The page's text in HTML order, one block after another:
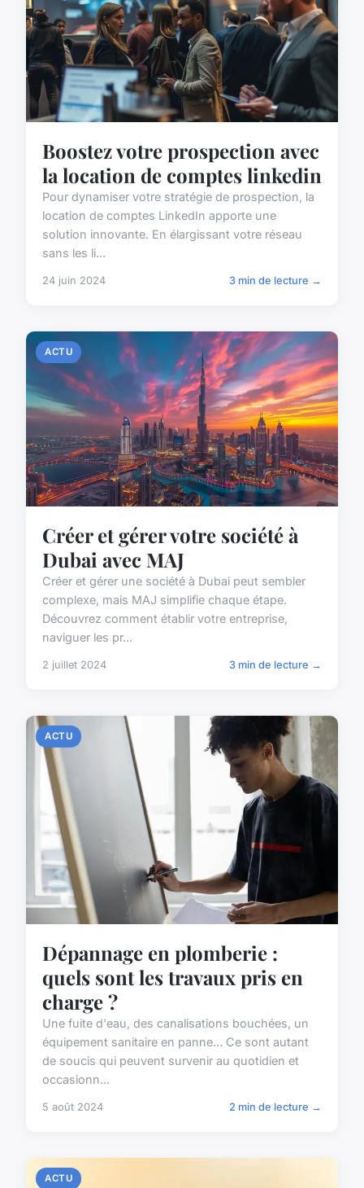
Boostez votre prospection avec
la location de comptes linkedin
Pour dynamiser votre stratégie de prospection, la
location de comptes LinkedIn apporte une
solution innovante. En élargissant votre réseau
sans les li...
24 juin 2024 3 min de lecture →
ACTU
Créer et gérer votre société à
Dubai avec MAJ
Créer et gérer une société à Dubai peut sembler
complexe, mais MAJ simplifie chaque étape.
Découvrez comment établir votre entreprise,
naviguer les pr...
2 juillet 2024 3 min de lecture →
ACTU
Dépannage en plomberie :
quels sont les travaux pris en
charge ?
Une fuite d'eau, des canalisations bouchées, un
équipement sanitaire en panne… Ce sont autant
de soucis qui peuvent survenir au quotidien et
occasionn...
5 août 2024 2 min de lecture →
ACTU